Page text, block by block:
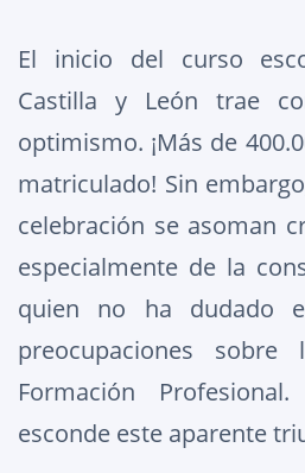
El inicio del curso
Castilla y León trae
optimismo. ¡Más de
matriculado! Sin
celebración se asoman
especialmente de la
quien no ha dudado
preocupaciones
Formación
esconde este aparente